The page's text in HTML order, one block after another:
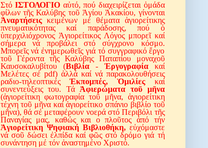
ΣτόΙΣΤΟΛΟΓΙΟ αὐτό, πού διαχειρίζεται ὁμάδα
φίλων τῆς Καλύβης τοῦ Ἁγίου Ἀκακίου, γίνονται
Ἀναρτήσειςκειμένων μέ θέματα ἁγιορείτικης
πνευματικότητας καί παράδοσης, πού ὁ
ὑπερχιλιόχρονος Ἁγιορείτικος Λόγος μπορεῖ καί
σήμερα νά προβάλει στό σύγχρονο κόσμο.
Μπορεῖς νά ἐνημερωθεῖς γιά τό συγγραφικό ἔργο
τοῦ Γέροντα τῆς Καλύβης Παταπίου μοναχοῦ
Καυσοκαλυβίτου (Βιβλία - Ἐργογραφία καί
Μελέτες σέ pdf) ἀλλά καί νά παρακολουθήσεις
ραδιο-τηλεοπτικέςἘκπομπές, Ὁμιλίες καί
συνεντεύξεις του. Τά Ἀφιερώματα τοῦ μῆνα
(ἁγιορείτικη φωτογραφία τοῦ μῆνα, ἁγιορείτικη
τέχνη τοῦ μῆνα καί ἁγιορείτικο σπάνιο βιβλίο τοῦ
μῆνα), θά σέ μεταφέρουν νοερά στό Περιβόλι τῆς
Παναγίας μας, καθώς και ο πλοῦτος ἀπό τήν
Ἁγιορείτικη Ψηφιακή Βιβλιοθήκη, εὐχόμαστε
νά σοῦ δώσει ἐλπίδα καί φῶς στό δρόμο γιά τή
συνάντηση μέ τόν ἀναστημένο Χριστό.